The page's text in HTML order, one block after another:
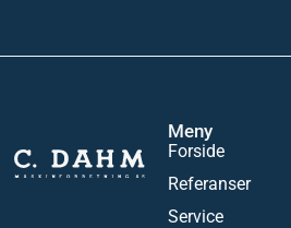
Meny
Forside
Referanser
Service